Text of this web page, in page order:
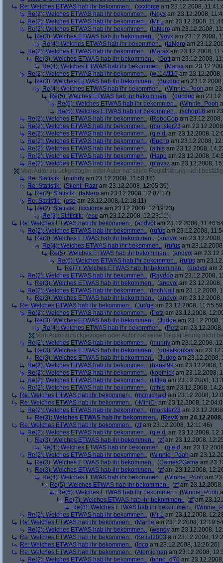
Re: Welches ETWAS hab ihr bekommen.. (xxxforce am 23.12.2008,
Re(2): Welches ETWAS hab ihr bekommen.. (Noyx am 23.12.2008,
Re(2): Welches ETWAS hab ihr bekommen.. (Mr L am 23.12.2008,
Re(2): Welches ETWAS hab ihr bekommen.. (taNero am 23.12.2008,
Re(3): Welches ETWAS hab ihr bekommen.. (Noyx am 23.12.2008,
Re(4): Welches ETWAS hab ihr bekommen.. (taNero am
Re(2): Welches ETWAS hab ihr bekommen.. (Marax am 23.12.2008,
Re(3): Welches ETWAS hab ihr bekommen.. (Gott am 23.12.2008,
Re(4): Welches ETWAS hab ihr bekommen.. (Marax am
Re(2): Welches ETWAS hab ihr bekommen.. (w114/115 am 23.12.2008,
Re(3): Welches ETWAS hab ihr bekommen.. (ducduc am
Re(4): Welches ETWAS hab ihr bekommen.. (Winnie_Pooh am
Re(5): Welches ETWAS hab ihr bekommen.. (ducduc am
Re(6): Welches ETWAS hab ihr bekommen.. (Winnie_Pooh
Re(6): Welches ETWAS hab ihr bekommen.. (schop18 am
Re(2): Welches ETWAS hab ihr bekommen.. (RoboCop am
Re(2): Welches ETWAS hab ihr bekommen.. (monster23 am
Re(2): Welches ETWAS hab ihr bekommen.. (q.e.d. am 23.12.2008,
Re(2): Welches ETWAS hab ihr bekommen.. (Bucho am 23.12.2008,
Re(2): Welches ETWAS hab ihr bekommen.. (athis am 23.12.2008,
Re(2): Welches ETWAS hab ihr bekommen.. (Hapo am 23.12.2008,
Re(2): Welches ETWAS hab ihr bekommen.. (playaz am 23.12.2008,
Vom Autor zurückgezogen oder Autor hat seine Registrierung nicht
Re: Statistik: (muhrly am 23.12.2008, 11:58:16)
Re: Statistik: (Silent_Razr am 23.12.2008, 12:05:36)
Re(2): Statistik: (taNero am 23.12.2008, 12:07:17)
Re: Statistik: (ese am 23.12.2008, 12:18:11)
Re(2): Statistik: (xxxforce am 23.12.2008, 12:19:23)
Re(3): Statistik: (ese am 23.12.2008, 12:23:11)
Re: Welches ETWAS hab ihr bekommen.. (andvol am 23.12.2008,
Re(2): Welches ETWAS hab ihr bekommen.. (rufus am 23.12.2008,
Re(3): Welches ETWAS hab ihr bekommen.. (andvol am
Re(4): Welches ETWAS hab ihr bekommen.. (rufus am
Re(5): Welches ETWAS hab ihr bekommen.. (andvol am
Re(6): Welches ETWAS hab ihr bekommen.. (rufus am
Re(7): Welches ETWAS hab ihr bekommen.. (andvol am
Re(2): Welches ETWAS hab ihr bekommen.. (Raydoo am 23.12.2008,
Re(3): Welches ETWAS hab ihr bekommen.. (andvol am
Re(2): Welches ETWAS hab ihr bekommen.. ( InchNail am 23.12.2008,
Re(3): Welches ETWAS hab ihr bekommen.. (andvol am
Re: Welches ETWAS hab ihr bekommen.. (Judge am 23.12.2008,
Re(2): Welches ETWAS hab ihr bekommen.. (Petz am 23.12.2008,
Re(3): Welches ETWAS hab ihr bekommen.. (Judge am 23.12.2008,
Re(4): Welches ETWAS hab ihr bekommen.. (Petz am
Vom Autor zurückgezogen oder Autor hat seine Registrierung nicht
Re(2): Welches ETWAS hab ihr bekommen.. (muhrly am 23.12.2008,
Re(3): Welches ETWAS hab ihr bekommen.. (quasikonkav am
Re(3): Welches ETWAS hab ihr bekommen.. (Judge am 23.12.2008,
Re(2): Welches ETWAS hab ihr bekommen.. (hansi99 am 23.12.2008,
Re(2): Welches ETWAS hab ihr bekommen.. (kopfnick am 23.12.2008,
Re(2): Welches ETWAS hab ihr bekommen.. ( littleo am 23.12.2008,
Re(2): Welches ETWAS hab ihr bekommen.. (athis am 23.12.2008,
Re: Welches ETWAS hab ihr bekommen.. (mcmichael am 23.12.2008,
Re: Welches ETWAS hab ihr bekommen.. (-MiniC- am 23.12.2008,
Re(2): Welches ETWAS hab ihr bekommen.. (monster23 am
Re(3): Welches ETWAS hab ihr bekommen.. (RevX am
Re: Welches ETWAS hab ihr bekommen.. (zfam 23.12.2008, 12:11:46)
Re(2): Welches ETWAS hab ihr bekommen.. (q.e.d. am 23.12.2008,
Re(3): Welches ETWAS hab ihr bekommen.. (zfam 23.12.2008,
Re(4): Welches ETWAS hab ihr bekommen.. (q.e.d. am
Re(2): Welches ETWAS hab ihr bekommen.. (Winnie_Pooh am
Re(3): Welches ETWAS hab ihr bekommen.. (Games2Game am
Re(3): Welches ETWAS hab ihr bekommen.. (zfam 23.12.2008,
Re(4): Welches ETWAS hab ihr bekommen.. (Winnie_Pooh am
Re(5): Welches ETWAS hab ihr bekommen.. (zfam
Re(6): Welches ETWAS hab ihr bekommen.. (Winnie_Pooh
Re(7): Welches ETWAS hab ihr bekommen.. (zfam
Re(8): Welches ETWAS hab ihr bekommen.. (
Re(2): Welches ETWAS hab ihr bekommen.. (Mr L am 23.12.2008,
Re: Welches ETWAS hab ihr bekommen.. (Marne am 23.12.2008,
Re(2): Welches ETWAS hab ihr bekommen.. (wendy am 23.12.2008,
Re: Welches ETWAS hab ihr bekommen.. (Belial2003 am 23.12.2008,
Re: Welches ETWAS hab ihr bekommen.. (toco am 23.12.2008, 12:26:26)
Re: Welches ETWAS hab ihr bekommen.. (Atomicman am 23.12.2008,
Re(2): Welches ETWAS hab ihr bekommen.. (bono_d70 am